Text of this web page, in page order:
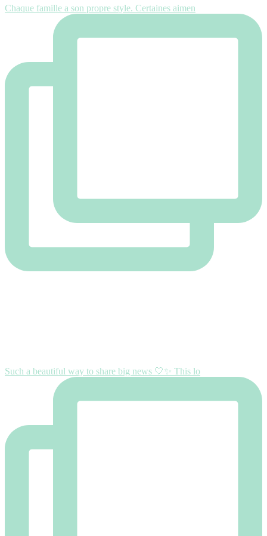
Chaque famille a son propre style. Certaines aimen
Such a beautiful way to share big news 🤍✨ This lo